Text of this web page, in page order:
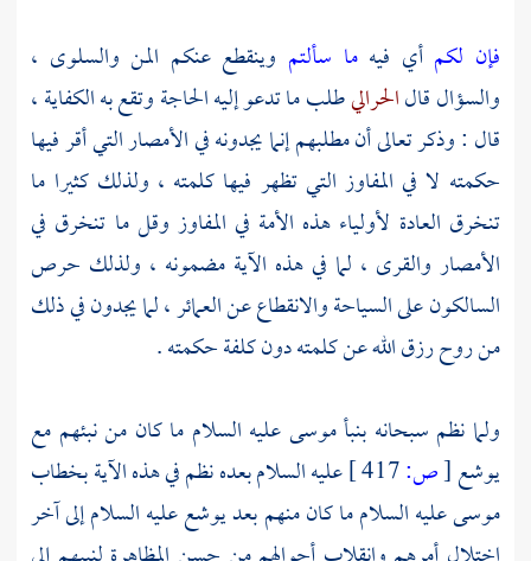
فإن لكمأي فيهما سألتم وينقطع عنكم المن والسلوى ،
والسؤال قالالحراليطلب ما تدعو إليه الحاجة وتقع به الكفاية ،
قال : وذكر تعالى أن مطلبهم إنما يجدونه في الأمصار التي أقر فيها
حكمته لا في المفاوز التي تظهر فيها كلمته ، ولذلك كثيرا ما
تنخرق العادة لأولياء هذه الأمة في المفاوز وقل ما تنخرق في
الأمصار والقرى ، لما في هذه الآية مضمونه ، ولذلك حرص
السالكون على السياحة والانقطاع عن العمائر ، لما يجدون في ذلك
من روح رزق الله عن كلمته دون كلفة حكمته .
ولما نظم سبحانه بنبأموسىعليه السلام ما كان من نبئهم مع
يوشع[ص:
عليه السلام بعده نظم في هذه الآية بخطاب
موسىعليه السلام ما كان منهم بعديوشععليه السلام إلى آخر